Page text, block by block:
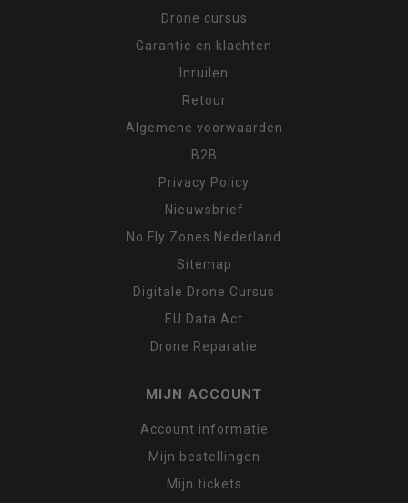
Drone cursus
Garantie en klachten
Inruilen
Retour
Algemene voorwaarden
B2B
Privacy Policy
Nieuwsbrief
No Fly Zones Nederland
Sitemap
Digitale Drone Cursus
EU Data Act
Drone Reparatie
MIJN ACCOUNT
Account informatie
Mijn bestellingen
Mijn tickets